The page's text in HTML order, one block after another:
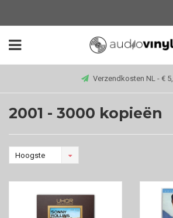
Verzendkosten NL - €
2001 - 3000 kopieën
Hoogste